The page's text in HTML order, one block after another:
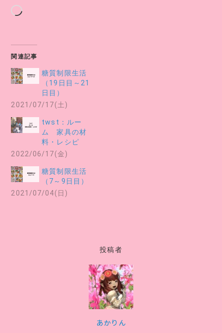
読
関連記事
糖質制限生活
（19日目～21
日目）
2021/07/17(土)
twst：ルー
ム 家具の材
料・レシピ
2022/06/17(金)
糖質制限生活
（7～9日目）
2021/07/04(日)
投稿者
あかりん